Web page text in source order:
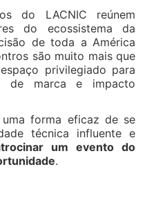
do LACNIC reúnem
do ecossistema da
de toda a América
são muito mais que
privilegiado para
de marca e impacto
forma eficaz de se
técnica influente e
um evento do
.